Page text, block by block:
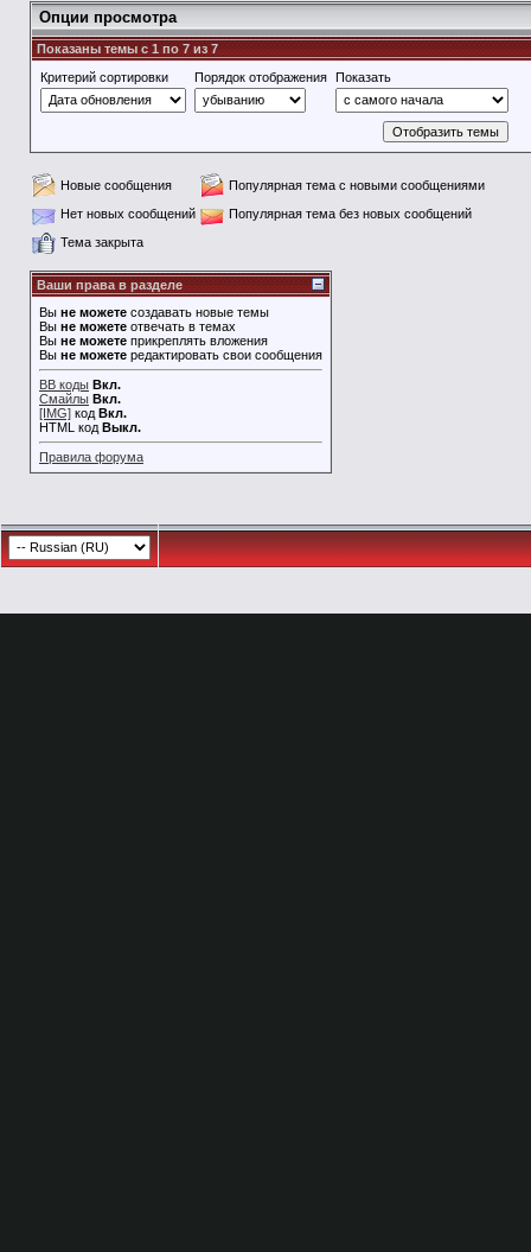
Опции просмотра
Показаны темы с 1 по 7 из 7
Критерий сортировки
Порядок отображения Показать
Новые сообщения
Популярная тема с новыми сообщениями
Нет новых сообщений
Популярная тема без новых сообщений
Тема закрыта
Ваши права в разделе
Вы не можете создавать новые темы
Вы не можете отвечать в темах
Вы не можете прикреплять вложения
Вы не можете редактировать свои сообщения
BB коды Вкл.
Смайлы Вкл.
[IMG] код Вкл.
HTML код Выкл.
Правила форума